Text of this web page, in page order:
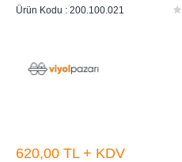
Ürün Kodu : 200.100.021
620,00 TL + KDV